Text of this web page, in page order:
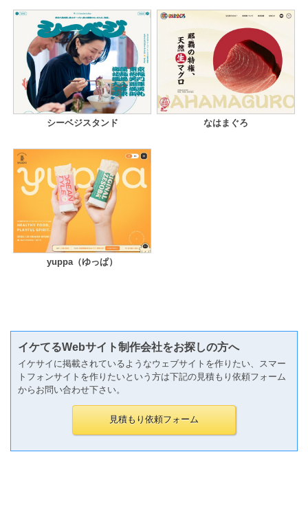
シーベジスタンド なはまぐろ
yuppa（ゆっぱ）
イケてるWebサイト制作会社をお探しの方へ
イケサイに掲載されているようなウェブサイトを作りたい、スマー
トフォンサイトを作りたいという方は下記の見積もり依頼フォーム
からお問い合わせ下さい。